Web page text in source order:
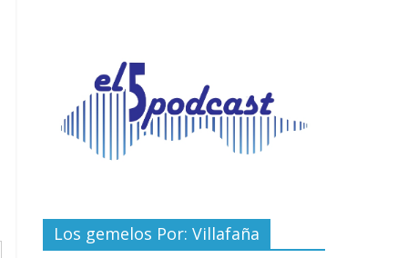
Los gemelos Por: Villafaña